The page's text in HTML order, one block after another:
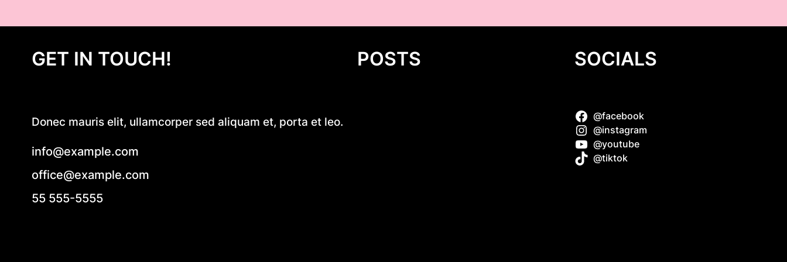
GET IN TOUCH!
Donec mauris elit, ullamcorper sed aliquam et, porta et leo.
info@example.com
office@example.com
55 555-5555
POSTS SOCIALS
@facebook
@instagram
@youtube
@tiktok